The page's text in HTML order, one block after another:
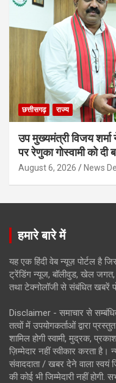
छत्तीसगढ़ राज्य
उप मुख्यमंत्री विजय
पर रेणुका गोस्वामी को दी
August 6, 2026 News
हमारे बारे में
यह एक हिंदी वेब न्यूज़ पोर्टल है
ट्रेंडिंग न्यूज, बॉलीवुड, खेल जगत,
तथा टेक्नोलॉजी से संबंधित खबरें
Disclaimer - समाचार से
तत्वों में उपयोगकर्ताओं द्वारा
शामिल होगी स्वामी, मुद्रक,
ज़िम्मेदार नहीं स्वीकार करता है।
संवाददाता / खबर देने वाला स्वयं
की कोई भी जिम्मेदारी नहीं होगी.